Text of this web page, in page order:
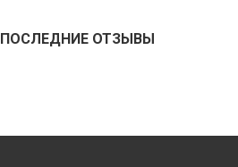
ПОСЛЕДНИЕ ОТЗЫВЫ